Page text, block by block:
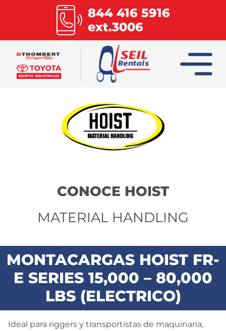
844 416 5916
ext.3006
INICIO
COLUMBIA
HOIST
MULTILIFT
CONTACTO
CONOCE HOIST
MATERIAL HANDLING
MONTACARGAS HOIST FR-
E SERIES 15,000 – 80,000
LBS (ELECTRICO)
Ideal para riggers y transportistas de maquinaria,